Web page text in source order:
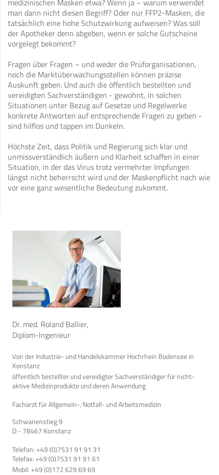
medizinischen Masken etwa? Wenn ja – warum verwendet
man dann nicht diesen Begriff? Oder nur FFP2-Masken, die
tatsächlich eine hohe Schutzwirkung aufweisen? Was soll
der Apotheker denn abgeben, wenn er solche Gutscheine
vorgelegt bekommt?
Fragen über Fragen – und weder die Prüforganisationen,
noch die Marktüberwachungsstellen können präzise
Auskunft geben. Und auch die öffentlich bestellten und
vereidigten Sachverständigen - gewohnt, in solchen
Situationen unter Bezug auf Gesetze und Regelwerke
konkrete Antworten auf entsprechende Fragen zu geben -
sind hilflos und tappen im Dunkeln.
Höchste Zeit, dass Politik und Regierung sich klar und
unmissverständlich äußern und Klarheit schaffen in einer
Situation, in der das Virus trotz vermehrter Impfungen
längst nicht beherrscht wird und der Maskenpflicht nach wie
vor eine ganz wesentliche Bedeutung zukommt.
Dr. med. Roland Ballier,
Diplom-Ingenieur
Von der Industrie- und Handelskammer Hochrhein Bodensee in
Konstanz
öffentlich bestellter und vereidigter Sachverständiger für nicht-
aktive Medizinprodukte und deren Anwendung
Facharzt für Allgemein-, Notfall- und Arbeitsmedizin
Schwanenstieg 9
D - 78467 Konstanz
Telefon: +49 (0)7531 91 91 31
Telefax: +49 (0)7531 91 91 61
Mobil: +49 (0)172 629 69 69